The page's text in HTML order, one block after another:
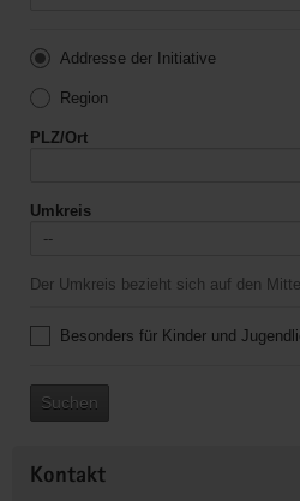
Addresse der Initiative
Region
PLZ/Ort
Umkreis
Der Umkreis bezieht sich auf den
Besonders für Kinder und
Suchen
Kontakt